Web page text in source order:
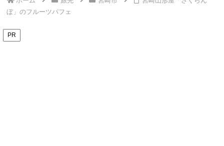
ぼ」のフルーツパフェ
PR